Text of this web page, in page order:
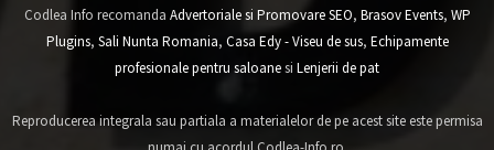
Codlea Info recomanda Advertoriale si Promovare SEO, Brasov Events, WP
Plugins, Sali Nunta Romania, Casa Edy - Viseu de sus, Echipamente
profesionale pentru saloanesi Lenjerii de pat
Reproducerea integrala sau partiala a materialelor de pe acest site este permisa